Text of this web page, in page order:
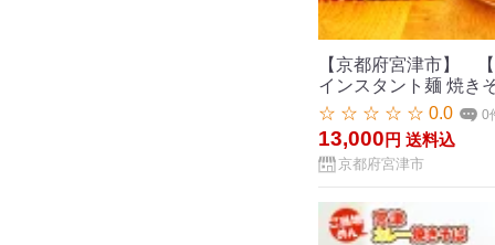
【京都府宮津市】
インスタント麺 焼き
☆ ☆ ☆ ☆ ☆ 0.0
0
13,000 円 送料込
京都府宮津市